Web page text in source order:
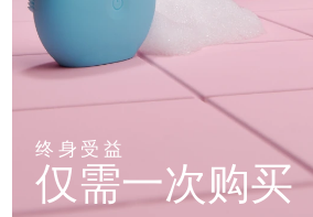
终身受益
仅需一次购买